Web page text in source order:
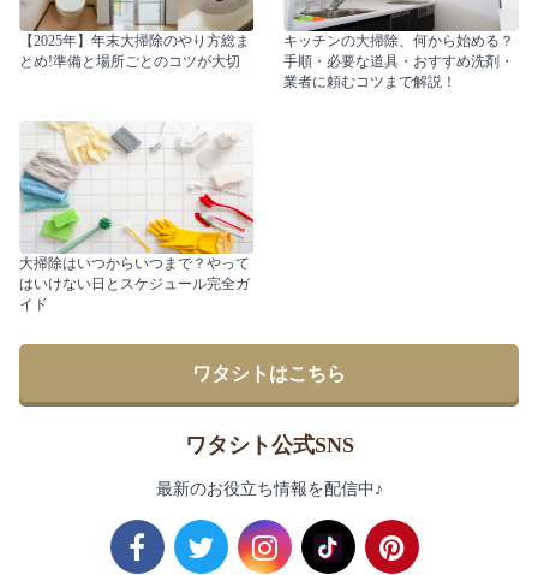
【2025年】年末大掃除のやり方総ま
とめ!準備と場所ごとのコツが大切
キッチンの大掃除、何から始める？
手順・必要な道具・おすすめ洗剤・
業者に頼むコツまで解説！
大掃除はいつからいつまで？やって
はいけない日とスケジュール完全ガ
イド
ワタシトはこちら
ワタシト公式SNS
最新のお役立ち情報を配信中♪